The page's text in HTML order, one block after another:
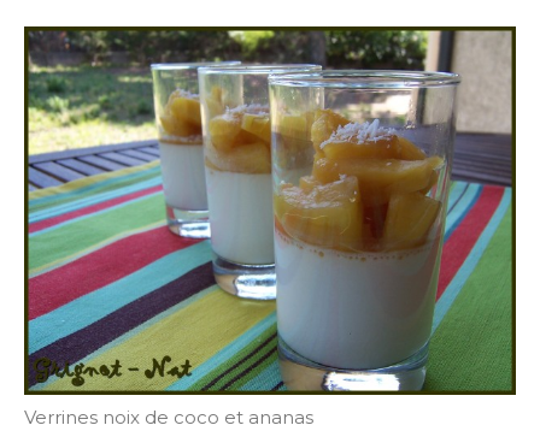
Verrines noix de coco et ananas